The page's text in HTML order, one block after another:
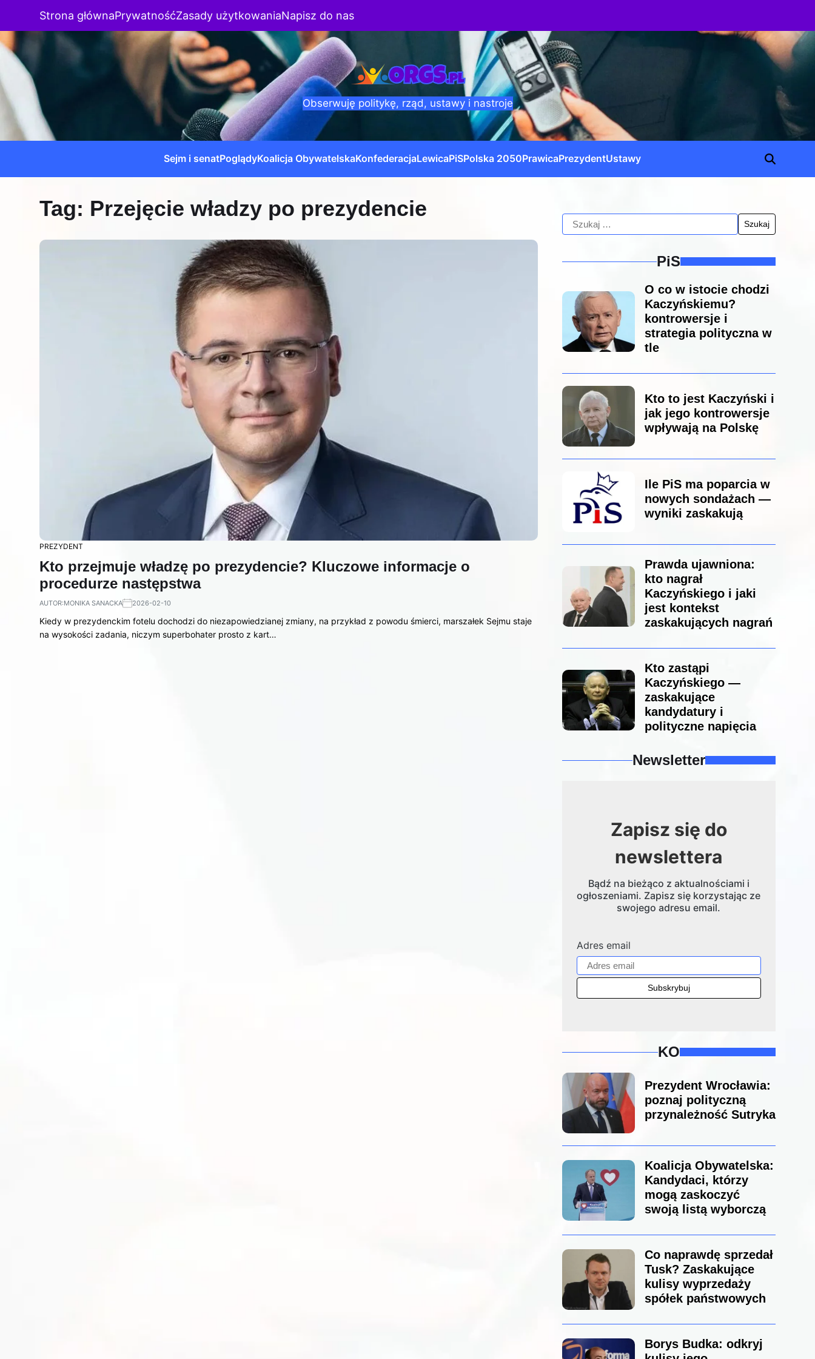
Strona głównaPrywatnośćZasady użytkowaniaNapisz do nas
Obserwuję politykę, rząd, ustawy i nastroje
Sejm i senatPoglądyKoalicja ObywatelskaKonfederacjaLewicaPiSPolska 2050PrawicaPrezydentUstawy
Tag: Przejęcie władzy po prezydencie
PREZYDENT
Kto przejmuje władzę po prezydencie? Kluczowe informacje o
procedurze następstwa
AUTOR:MONIKA SANACKA 2026-02-10
Kiedy w prezydenckim fotelu dochodzi do niezapowiedzianej zmiany, na przykład z powodu śmierci, marszałek Sejmu staje
na wysokości zadania, niczym superbohater prosto z kart…
PiS
O co w istocie chodzi
Kaczyńskiemu?
kontrowersje i
strategia polityczna w
tle
Kto to jest Kaczyński i
jak jego kontrowersje
wpływają na Polskę
Ile PiS ma poparcia w
nowych sondażach —
wyniki zaskakują
Prawda ujawniona:
kto nagrał
Kaczyńskiego i jaki
jest kontekst
zaskakujących nagrań
Kto zastąpi
Kaczyńskiego —
zaskakujące
kandydatury i
polityczne napięcia
Newsletter
Zapisz się do
newslettera
Bądź na bieżąco z aktualnościami i
ogłoszeniami. Zapisz się korzystając ze
swojego adresu email.
Adres email
KO
Prezydent Wrocławia:
poznaj polityczną
przynależność Sutryka
Koalicja Obywatelska:
Kandydaci, którzy
mogą zaskoczyć
swoją listą wyborczą
Co naprawdę sprzedał
Tusk? Zaskakujące
kulisy wyprzedaży
spółek państwowych
Borys Budka: odkryj